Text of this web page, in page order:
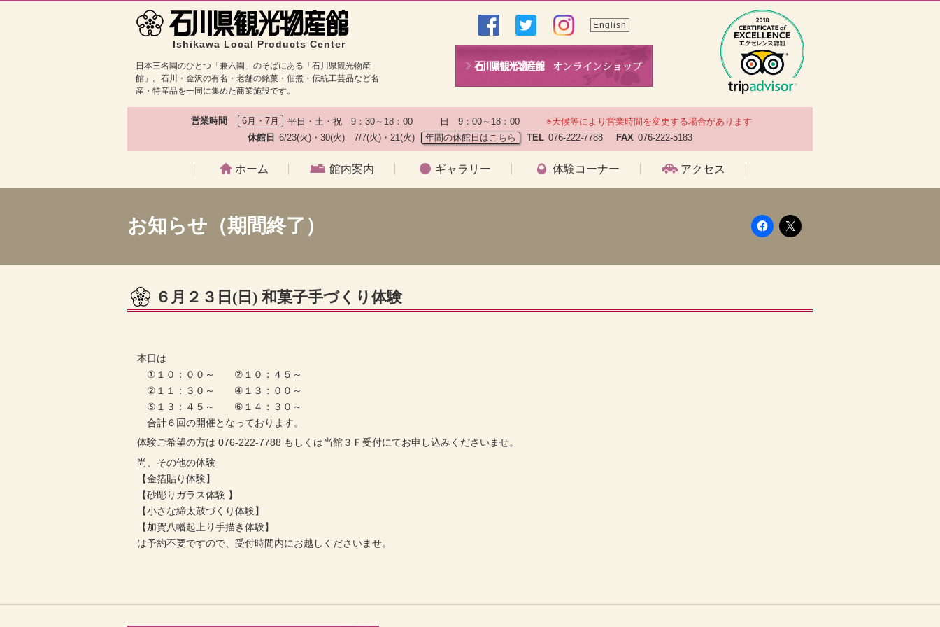
Ishikawa Local Products Center
日本三名園のひとつ「兼六園」のそばにある「石川県観光物産
館」。石川・金沢の有名・老舗の銘菓・佃煮・伝統工芸品など名
産・特産品を一同に集めた商業施設です。
English
営業時間 6月・7月 平日・土・祝　9：30～18：00　　　日　9：00～18：00
※天候等により営業時間を変更する場合があります
休館日 6/23(火)・30(火)　7/7(火)・21(火) 年間の休館日はこちら TEL 076-222-7788 FAX 076-222-5183
ホーム 館内案内 ギャラリー 体験コーナー アクセス
お知らせ（期間終了）
６月２３日(日) 和菓子手づくり体験
本日は
①１０：００～ ②１０：４５～
②１１：３０～ ④１３：００～
⑤１３：４５～ ⑥１４：３０～
合計６回の開催となっております。
体験ご希望の方は 076-222-7788 もしくは当館３Ｆ受付にてお申し込みくださいませ。
尚、その他の体験
【金箔貼り体験】
【砂彫りガラス体験 】
【小さな締太鼓づくり体験】
【加賀八幡起上り手描き体験】
は予約不要ですので、受付時間内にお越しくださいませ。